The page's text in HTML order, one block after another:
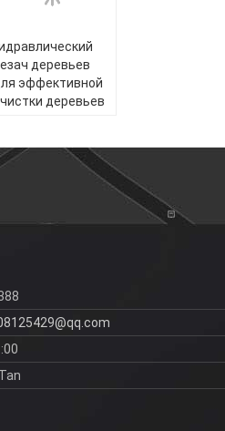
деревьев
эффективной
деревьев